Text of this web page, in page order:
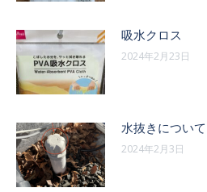
吸水クロス
2024年2月23日
水抜きについて
2024年2月3日